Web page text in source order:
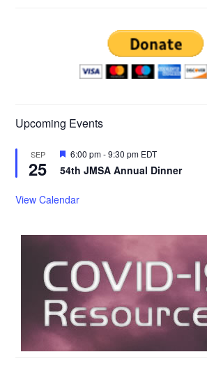
Upcoming Events
SEP
25
Featured
6:00 pm-9:30 pm EDT
54th JMSA Annual Dinner
View Calendar